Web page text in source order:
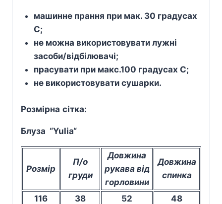
машинне прання при мак. 30 градусах
С;
не можна використовувати лужні
засоби/відбілювачі;
прасувати при макс.100 градусах С;
не використовувати сушарки.
Розмірна сітка:
Блуза “Yulia“
Розмір
П/о
груди
Довжина
рукава від
горловини
Довжина
спинка
116 38 52
48